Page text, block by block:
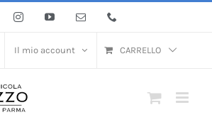
InstagramYouTubeEmail
Il mio account CARRELLO